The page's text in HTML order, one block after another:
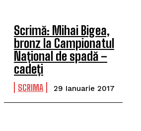
Scrimă: Mihai Bigea,
bronz la Campionatul
Național de spadă –
cadeți
SCRIMA 29 Ianuarie 2017